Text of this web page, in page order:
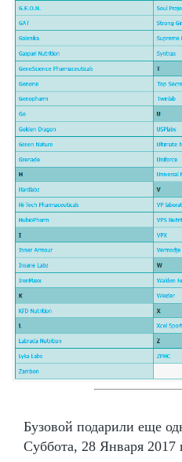
Бузовой подарили еще
Суббота, 28 Января 2017